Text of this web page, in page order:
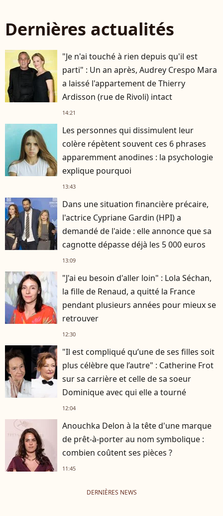
Dernières actualités
"Je n'ai touché à rien depuis qu'il est
parti" : Un an après, Audrey Crespo Mara
a laissé l'appartement de Thierry
Ardisson (rue de Rivoli) intact
14:21
Les personnes qui dissimulent leur
colère répètent souvent ces 6 phrases
apparemment anodines : la psychologie
explique pourquoi
13:43
Dans une situation financière précaire,
l'actrice Cypriane Gardin (HPI) a
demandé de l'aide : elle annonce que sa
cagnotte dépasse déjà les 5 000 euros
13:09
"J'ai eu besoin d'aller loin" : Lola Séchan,
la fille de Renaud, a quitté la France
pendant plusieurs années pour mieux se
retrouver
12:30
"Il est compliqué qu’une de ses filles soit
plus célèbre que l’autre" : Catherine Frot
sur sa carrière et celle de sa soeur
Dominique avec qui elle a tourné
12:04
Anouchka Delon à la tête d'une marque
de prêt-à-porter au nom symbolique :
combien coûtent ses pièces ?
11:45
DERNIÈRES NEWS